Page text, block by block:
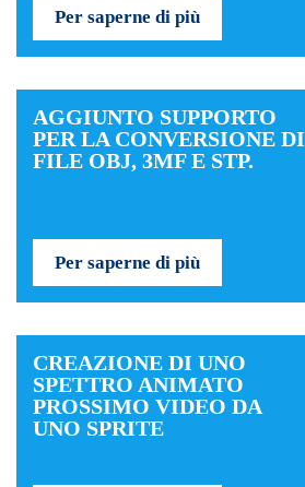
Per saperne di più
AGGIUNTO SUPPORTO
PER LA CONVERSIONE DI
FILE OBJ, 3MF E STP.
Per saperne di più
CREAZIONE DI UNO
SPETTRO ANIMATO
PROSSIMO VIDEO DA
UNO SPRITE